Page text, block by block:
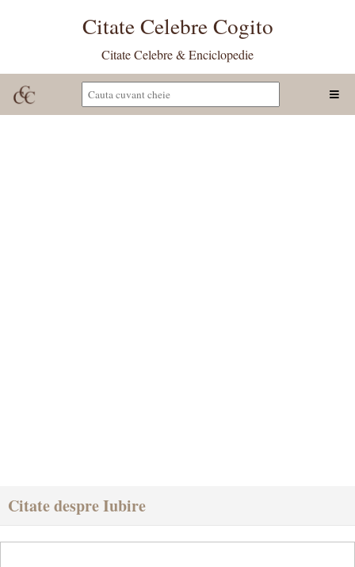
Citate Celebre Cogito
Citate Celebre & Enciclopedie
Citate despre Iubire